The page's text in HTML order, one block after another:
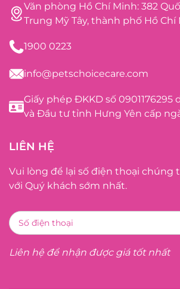
Văn phòng Hồ Chí Minh: 382
Trung Mỹ Tây, thành phố Hồ Chí
1900 0223
info@petschoicecare.com
Giấy phép ĐKKD số 0901176295
và Đầu tư tỉnh Hưng Yên cấp
LIÊN HỆ
Vui lòng để lại số điện thoại chúng
với Quý khách sớm nhất.
Liên hệ để nhận được giá tốt nhất